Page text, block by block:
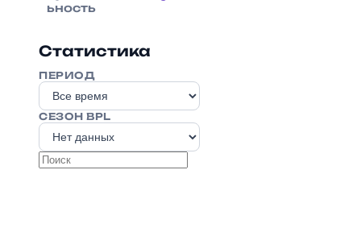
ьность
Статистика
ПЕРИОД
СЕЗОН BPL